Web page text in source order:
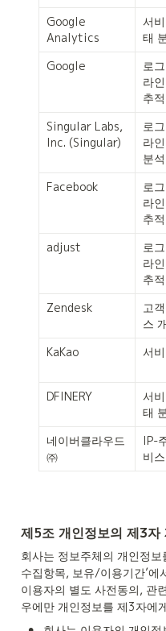
Google
Analytics
서
태
Google
로
라
추적
Singular Labs,
Inc. (Singular)
로
라
분석
Facebook
로
라
추적
adjust
로
라
추적
Zendesk
고
스
KaKao
서
DFINERY
서
태
네이버클라우드
㈜
IP-
비스
제5조 개인정보의 제3자
회사는 정보주체의 개인정
수집항목, 보유/이용기간’에
이용자의 별도 사전동의, 관
우에만 개인정보를 제3자에